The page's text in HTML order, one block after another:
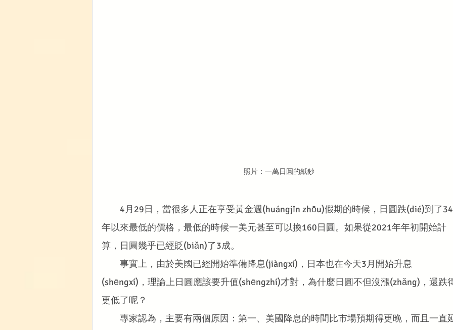
照片：一萬日圓的紙鈔
4月29日，當很多人正在享受黃金週(huángjīn zhōu)假期的時候，日圓跌(dié)到了34
年以來最低的價格，最低的時候一美元甚至可以換160日圓。如果從2021年年初開始計
算，日圓幾乎已經貶(biǎn)了3成。
事實上，由於美國已經開始準備降息(jiàngxí)，日本也在今天3月開始升息
(shēngxí)，理論上日圓應該要升值(shēngzhí)才對，為什麼日圓不但沒漲(zhǎng)，還跌
更低了呢？
專家認為，主要有兩個原因：第一、美國降息的時間比市場預期得更晚，而且一直